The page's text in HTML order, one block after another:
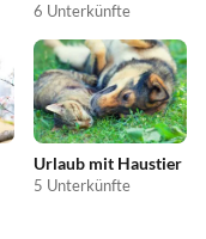
6 Unterkünfte
Urlaub mit Haustier
5 Unterkünfte